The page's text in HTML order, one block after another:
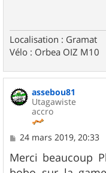
Localisation : Gramat
Vélo : Orbea OIZ M10
assebou81
Utagawiste
accro
M
s
s
24 mars 2019, 20:33
Merci beaucoup